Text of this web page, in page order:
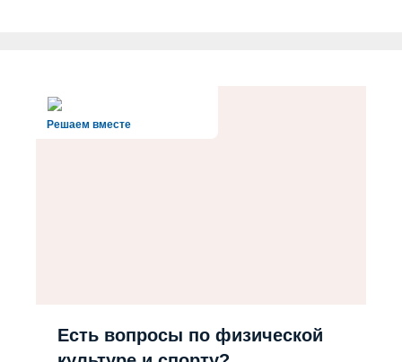
Решаем вместе
Есть вопросы по физической